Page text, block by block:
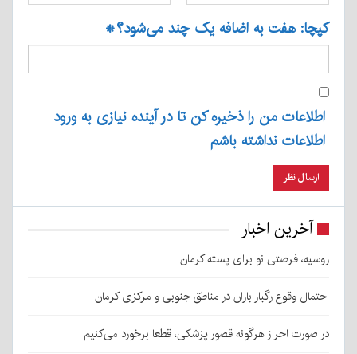
کپچا: هفت به اضافه یک چند می‌شود؟*
اطلاعات من را ذخیره کن تا در آینده نیازی به ورود
اطلاعات نداشته باشم
آخرین اخبار
روسیه، فرصتی نو برای پسته کرمان
احتمال وقوع رگبار باران در مناطق جنوبی و مرکزی کرمان
در صورت احراز هرگونه قصور پزشکی، قطعا برخورد می‌کنیم